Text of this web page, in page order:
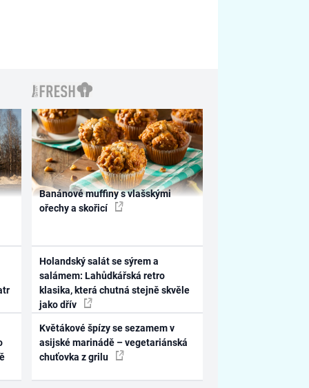
Banánové muffiny s vlašskými
ořechy a skořicí
Holandský salát se sýrem a
salámem: Lahůdkářská retro
klasika, která chutná stejně skvěle
jako dřív
Květákové špízy se sezamem v
asijské marinádě – vegetariánská
chuťovka z grilu